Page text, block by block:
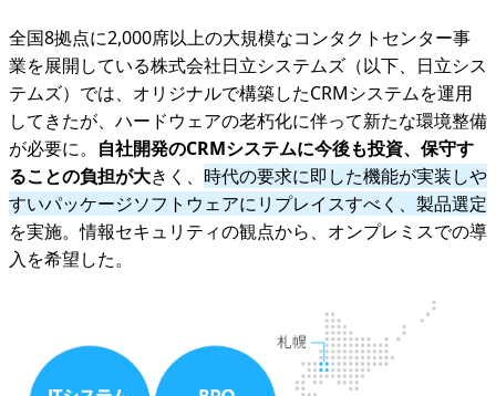
全国8拠点に2,000席以上の大規模なコンタクトセンター事
業を展開している株式会社日立システムズ（以下、日立シス
テムズ）では、オリジナルで構築したCRMシステムを運用
してきたが、ハードウェアの老朽化に伴って新たな環境整備
が必要に。 自社開発のCRMシステムに今後も投資、保守す
ることの負担が大きく、 時代の要求に即した機能が実装しや
すいパッケージソフトウェアにリプレイスすべく、製品選定
を実施。情報セキュリティの観点から、オンプレミスでの導
入を希望した。